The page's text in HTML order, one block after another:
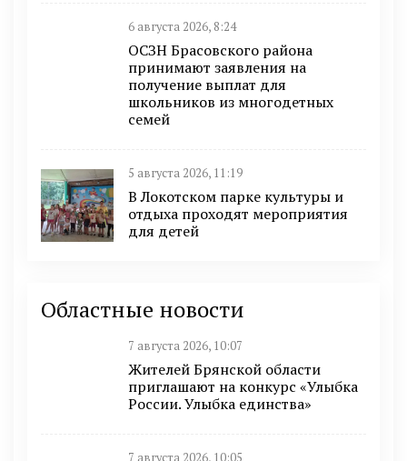
6 августа 2026, 8:24
ОСЗН Брасовского района
принимают заявления на
получение выплат для
школьников из многодетных
семей
5 августа 2026, 11:19
В Локотском парке культуры и
отдыха проходят мероприятия
для детей
Областные новости
7 августа 2026, 10:07
Жителей Брянской области
приглашают на конкурс «Улыбка
России. Улыбка единства»
7 августа 2026, 10:05